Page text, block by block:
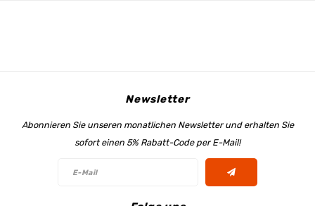
Newsletter
Abonnieren Sie unseren monatlichen Newsletter und erhalten Sie
sofort einen 5% Rabatt-Code per E-Mail!